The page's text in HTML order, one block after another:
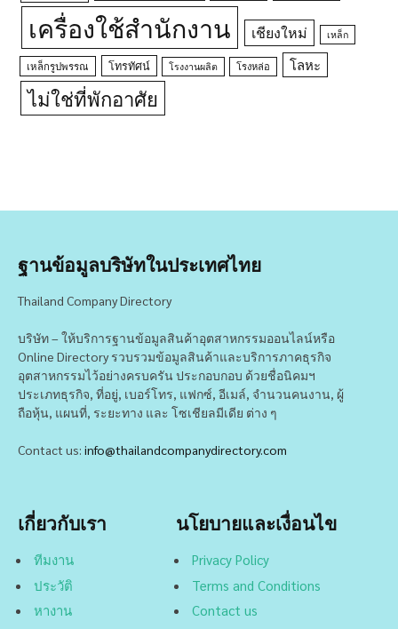
เครื่องใช้สำนักงาน เชียงใหม่ เหล็ก
เหล็กรูปพรรณ โทรทัศน์ โรงงานผลิต โรงหล่อ โลหะ
ไม่ใช่ที่พักอาศัย
ฐานข้อมูลบริษัทในประเทศไทย
Thailand Company Directory
บริษัท – ให้บริการฐานข้อมูลสินค้าอุตสาหกรรมออนไลน์หรือ
Online Directory รวบรวมข้อมูลสินค้าและบริการภาคธุรกิจ
อุตสาหกรรมไว้อย่างครบครัน ประกอบกอบ ด้วยชื่อนิคมฯ
ประเภทธุรกิจ, ที่อยู่, เบอร์โทร, แฟกซ์, อีเมล์, จำนวนคนงาน, ผู้
ถือหุ้น, แผนที่, ระยะทาง และ โซเชียลมีเดีย ต่าง ๆ
Contact us: info@thailandcompanydirectory.com
เกี่ยวกับเรา
ทีมงาน
ประวัติ
หางาน
นโยบายและเงื่อนไข
Privacy Policy
Terms and Conditions
Contact us